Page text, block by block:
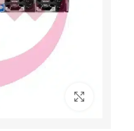
برای